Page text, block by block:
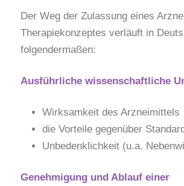
Der Weg der Zulassung eines
Therapiekonzeptes verläuft in
folgendermaßen:
Ausführliche wissenschaftliche
Wirksamkeit des Arzneimittels
die Vorteile gegenüber
Unbedenklichkeit (u.a.
Genehmigung und Ablauf einer